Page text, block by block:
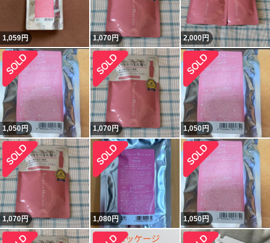
1,059円 1,070円 2,000円
1,050円 1,070円 1,050円
1,070円 1,080円 1,050円